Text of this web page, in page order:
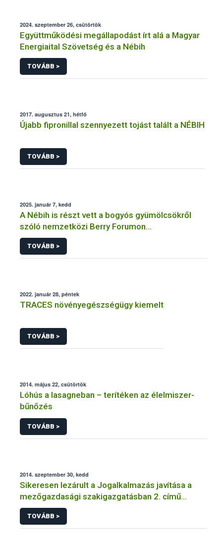
2024. szeptember 26, csütörtök
Együttműködési megállapodást írt alá a Magyar
Energiaital Szövetség és a Nébih
TOVÁBB >
2017. augusztus 21, hétfő
Újabb fipronillal szennyezett tojást talált a NÉBIH
TOVÁBB >
2025. január 7, kedd
A Nébih is részt vett a bogyós gyümölcsökről
szóló nemzetközi Berry Forumon
Lengyelországban
TOVÁBB >
2022. január 28, péntek
TRACES növényegészségügy kiemelt
TOVÁBB >
2014. május 22, csütörtök
Lóhús a lasagneban – terítéken az élelmiszer-
bűnőzés
TOVÁBB >
2014. szeptember 30, kedd
Sikeresen lezárult a Jogalkalmazás javítása a
mezőgazdasági szakigazgatásban 2. című
projekt
TOVÁBB >